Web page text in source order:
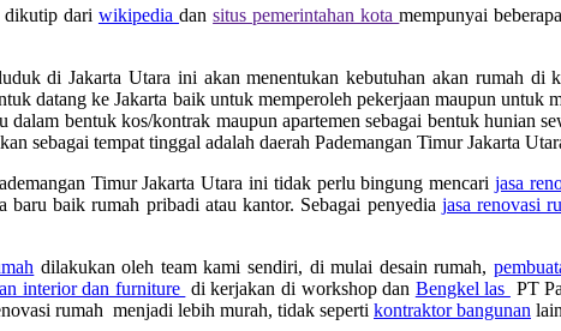
dikutip dari wikipediadansitus pemerintahan kotamempunyai
di Jakarta Utara ini akan menentukan kebutuhan akan rumah di
datang ke Jakarta baik untuk memperoleh pekerjaan maupun untuk
bentuk kos/kontrak maupun apartemen sebagai bentuk hunian
sebagai tempat tinggal adalah daerah Pademangan Timur Jakarta
Timur Jakarta Utara ini tidak perlu bingung mencari jasa
baru baik rumah pribadi atau kantor. Sebagai penyedia jasa renovasi
dilakukan oleh team kami sendiri, di mulai desain rumah,
interior dan furniture di kerjakan di workshop dan Bengkel las PT
rumah menjadi lebih murah, tidak seperti kontraktor bangunan